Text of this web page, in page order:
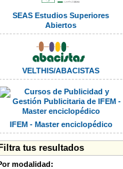
SEAS Estudios Superiores
Abiertos
VELTHIS/ABACISTAS
IFEM - Master enciclopédico
Filtra tus resultados
modalidad: